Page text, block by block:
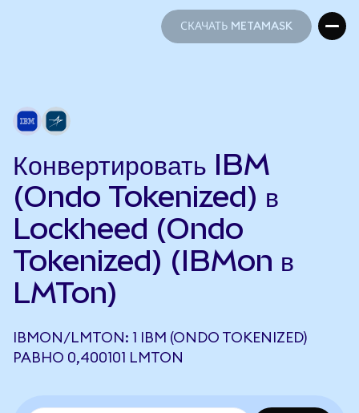
СКАЧАТЬ METAMASK
Конвертировать IBM
(Ondo Tokenized) в
Lockheed (Ondo
Tokenized) (IBMon в
LMTon)
IBMON/LMTON: 1 IBM (ONDO TOKENIZED)
РАВНО 0,400101 LMTON